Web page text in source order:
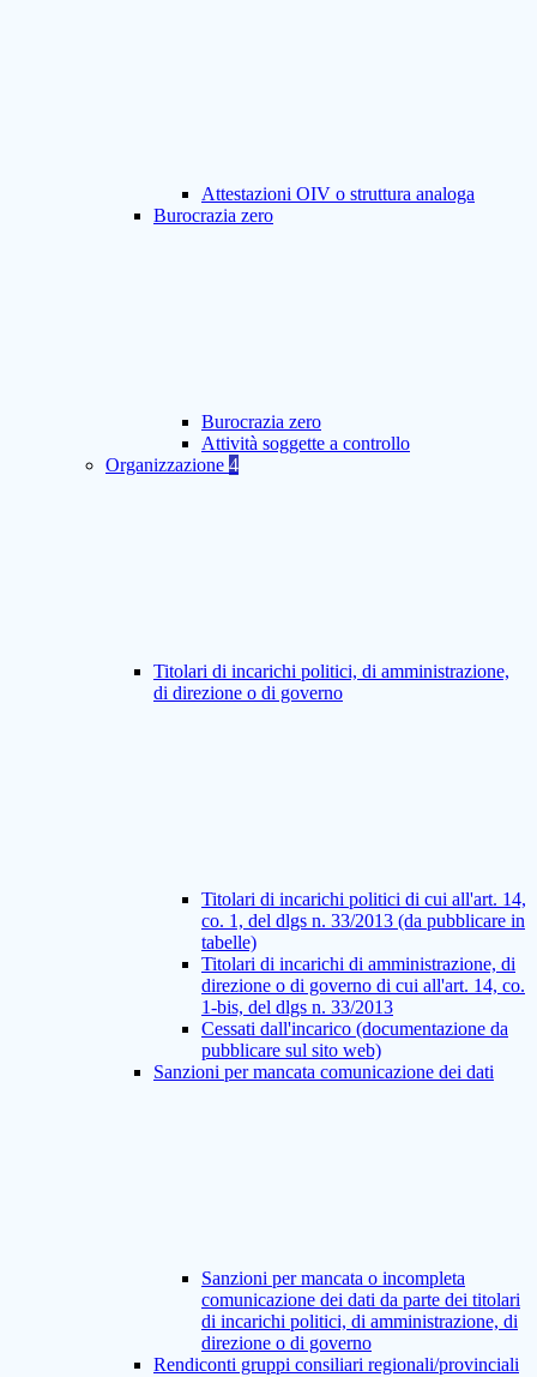
Attestazioni OIV o struttura analoga
Burocrazia zero
Burocrazia zero
Attività soggette a controllo
Organizzazione 4
Titolari di incarichi politici, di amministrazione,
di direzione o di governo
Titolari di incarichi politici di cui all'art. 14,
co. 1, del dlgs n. 33/2013 (da pubblicare in
tabelle)
Titolari di incarichi di amministrazione, di
direzione o di governo di cui all'art. 14, co.
1-bis, del dlgs n. 33/2013
Cessati dall'incarico (documentazione da
pubblicare sul sito web)
Sanzioni per mancata comunicazione dei dati
Sanzioni per mancata o incompleta
comunicazione dei dati da parte dei titolari
di incarichi politici, di amministrazione, di
direzione o di governo
Rendiconti gruppi consiliari regionali/provinciali